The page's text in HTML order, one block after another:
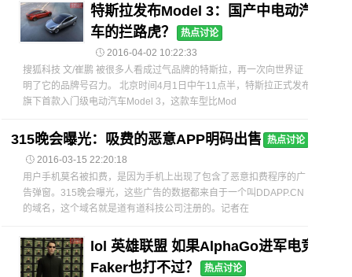
特斯拉发布Model 3：国产中电动汽
车的拦路虎？
热点讨论
 2016-04-02 10:22:33
搜狐科技 文/崔鹏 被很多人看成过气品牌的特斯拉，再一次向世界证
明了它的品牌号召力。 北京时间4月1日中午11点半，特斯拉正式发布
旗下首款入门级电动汽车Model 3，这款车型比Mod
315晚会曝光：吸费的恶意APP明码出售 热点讨论
 2016-03-15 22:20:18
用户手机莫名被扣费，是因为手机上出现了包含了恶意扣费程序的广
告弹窗。315晚会曝光，这些广告的数据都来自于一个叫DDAPP.CN
的域名，这个域名就是道有道科技公司注册的。记者在
lol 英雄联盟 如果AlphaGo进军电竞
Faker也打不过？
热点讨论